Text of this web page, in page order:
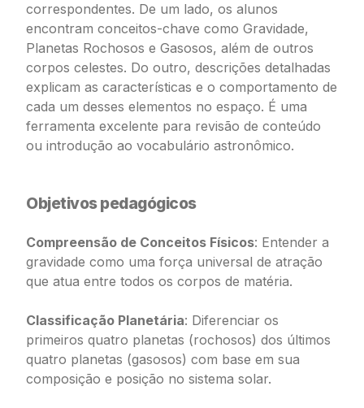
correspondentes. De um lado, os alunos
encontram conceitos-chave como Gravidade,
Planetas Rochosos e Gasosos, além de outros
corpos celestes. Do outro, descrições detalhadas
explicam as características e o comportamento de
cada um desses elementos no espaço. É uma
ferramenta excelente para revisão de conteúdo
ou introdução ao vocabulário astronômico.
Objetivos pedagógicos
Compreensão de Conceitos Físicos: Entender a
gravidade como uma força universal de atração
que atua entre todos os corpos de matéria.
Classificação Planetária: Diferenciar os
primeiros quatro planetas (rochosos) dos últimos
quatro planetas (gasosos) com base em sua
composição e posição no sistema solar.